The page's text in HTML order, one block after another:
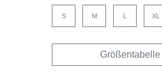
S M L XL
Größentabelle